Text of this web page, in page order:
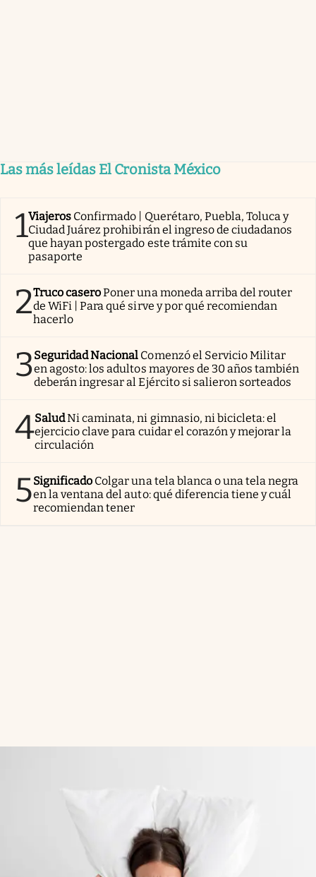
Las más leídas El Cronista México
1Viajeros Confirmado | Querétaro, Puebla, Toluca y
Ciudad Juárez prohibirán el ingreso de ciudadanos
que hayan postergado este trámite con su
pasaporte
2Truco caseroPoner una moneda arriba del router
de WiFi | Para qué sirve y por qué recomiendan
hacerlo
3Seguridad Nacional Comenzó el Servicio Militar
en agosto: los adultos mayores de 30 años también
deberán ingresar al Ejército si salieron sorteados
4SaludNi caminata, ni gimnasio, ni bicicleta: el
ejercicio clave para cuidar el corazón y mejorar la
circulación
5Significado Colgar una tela blanca o una tela negra
en la ventana del auto: qué diferencia tiene y cuál
recomiendan tener